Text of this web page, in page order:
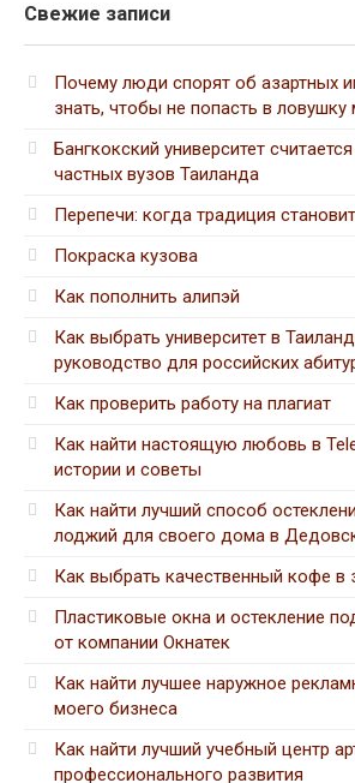
Свежие записи
Почему люди спорят об азартных
знать, чтобы не попасть в
Бангкокский университет
частных вузов Таиланда
Перепечи: когда традиция
Покраска кузова
Как пополнить алипэй
Как выбрать университет в
руководство для российских
Как проверить работу на плагиат
Как найти настоящую любовь в
истории и советы
Как найти лучший способ
лоджий для своего дома в
Как выбрать качественный кофе в
Пластиковые окна и остекление
от компании Окнатек
Как найти лучшее наружное
моего бизнеса
Как найти лучший учебный центр
профессионального развития